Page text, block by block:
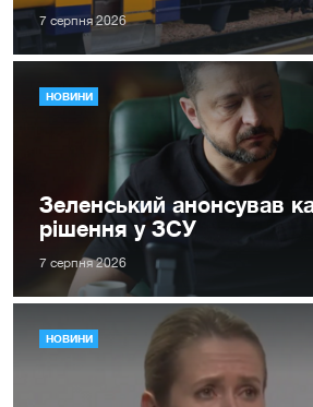
7 серпня 2026
НОВИНИ
Зеленський анонсував
рішення у ЗСУ
7 серпня 2026
НОВИНИ